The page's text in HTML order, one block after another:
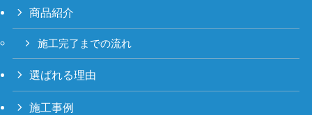
商品紹介
施工完了までの流れ
選ばれる理由
施工事例